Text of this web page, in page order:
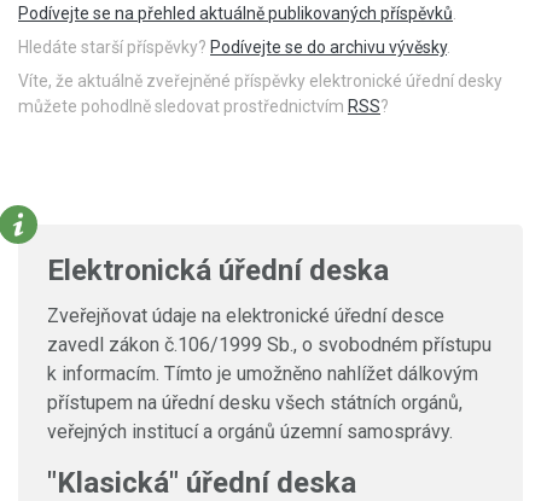
Podívejte se na přehled aktuálně publikovaných příspěvků
Hledáte starší příspěvky? Podívejte se do archivu vývěsky.
Víte, že aktuálně zveřejněné příspěvky elektronické úřední desky
můžete pohodlně sledovat prostřednictvím RSS?
Elektronická úřední deska
Zveřejňovat údaje na elektronické úřední desce
zavedl zákon č.106/1999 Sb., o svobodném přístupu
k informacím. Tímto je umožněno nahlížet dálkovým
přístupem na úřední desku všech státních orgánů,
veřejných institucí a orgánů územní samosprávy.
"Klasická" úřední deska